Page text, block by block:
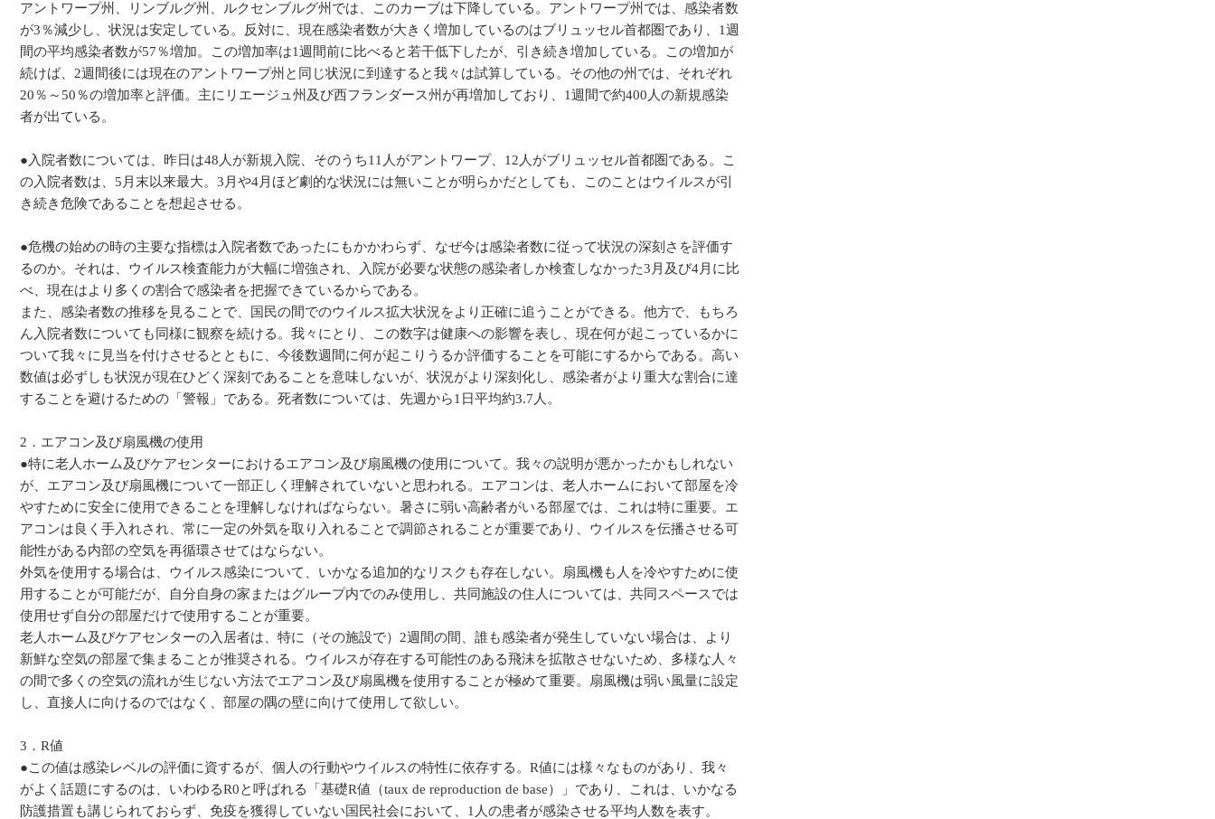
アントワープ州、リンブルグ州、ルクセンブルグ州では、このカーブは下降している。アントワープ州では、感染者数
が3％減少し、状況は安定している。反対に、現在感染者数が大きく増加しているのはブリュッセル首都圏であり、1週
間の平均感染者数が57％増加。この増加率は1週間前に比べると若干低下したが、引き続き増加している。この増加が
続けば、2週間後には現在のアントワープ州と同じ状況に到達すると我々は試算している。その他の州では、それぞれ
20％～50％の増加率と評価。主にリエージュ州及び西フランダース州が再増加しており、1週間で約400人の新規感染
者が出ている。
●入院者数については、昨日は48人が新規入院、そのうち11人がアントワープ、12人がブリュッセル首都圏である。こ
の入院者数は、5月末以来最大。3月や4月ほど劇的な状況には無いことが明らかだとしても、このことはウイルスが引
き続き危険であることを想起させる。
●危機の始めの時の主要な指標は入院者数であったにもかかわらず、なぜ今は感染者数に従って状況の深刻さを評価す
るのか。それは、ウイルス検査能力が大幅に増強され、入院が必要な状態の感染者しか検査しなかった3月及び4月に比
べ、現在はより多くの割合で感染者を把握できているからである。
また、感染者数の推移を見ることで、国民の間でのウイルス拡大状況をより正確に追うことができる。他方で、もちろ
ん入院者数についても同様に観察を続ける。我々にとり、この数字は健康への影響を表し、現在何が起こっているかに
ついて我々に見当を付けさせるとともに、今後数週間に何が起こりうるか評価することを可能にするからである。高い
数値は必ずしも状況が現在ひどく深刻であることを意味しないが、状況がより深刻化し、感染者がより重大な割合に達
することを避けるための「警報」である。死者数については、先週から1日平均約3.7人。
2．エアコン及び扇風機の使用
●特に老人ホーム及びケアセンターにおけるエアコン及び扇風機の使用について。我々の説明が悪かったかもしれない
が、エアコン及び扇風機について一部正しく理解されていないと思われる。エアコンは、老人ホームにおいて部屋を冷
やすために安全に使用できることを理解しなければならない。暑さに弱い高齢者がいる部屋では、これは特に重要。エ
アコンは良く手入れされ、常に一定の外気を取り入れることで調節されることが重要であり、ウイルスを伝播させる可
能性がある内部の空気を再循環させてはならない。
外気を使用する場合は、ウイルス感染について、いかなる追加的なリスクも存在しない。扇風機も人を冷やすために使
用することが可能だが、自分自身の家またはグループ内でのみ使用し、共同施設の住人については、共同スペースでは
使用せず自分の部屋だけで使用することが重要。
老人ホーム及びケアセンターの入居者は、特に（その施設で）2週間の間、誰も感染者が発生していない場合は、より
新鮮な空気の部屋で集まることが推奨される。ウイルスが存在する可能性のある飛沫を拡散させないため、多様な人々
の間で多くの空気の流れが生じない方法でエアコン及び扇風機を使用することが極めて重要。扇風機は弱い風量に設定
し、直接人に向けるのではなく、部屋の隅の壁に向けて使用して欲しい。
3．R値
●この値は感染レベルの評価に資するが、個人の行動やウイルスの特性に依存する。R値には様々なものがあり、我々
がよく話題にするのは、いわゆるR0と呼ばれる「基礎R値（taux de reproduction de base）」であり、これは、いかなる
防護措置も講じられておらず、免疫を獲得していない国民社会において、1人の患者が感染させる平均人数を表す。